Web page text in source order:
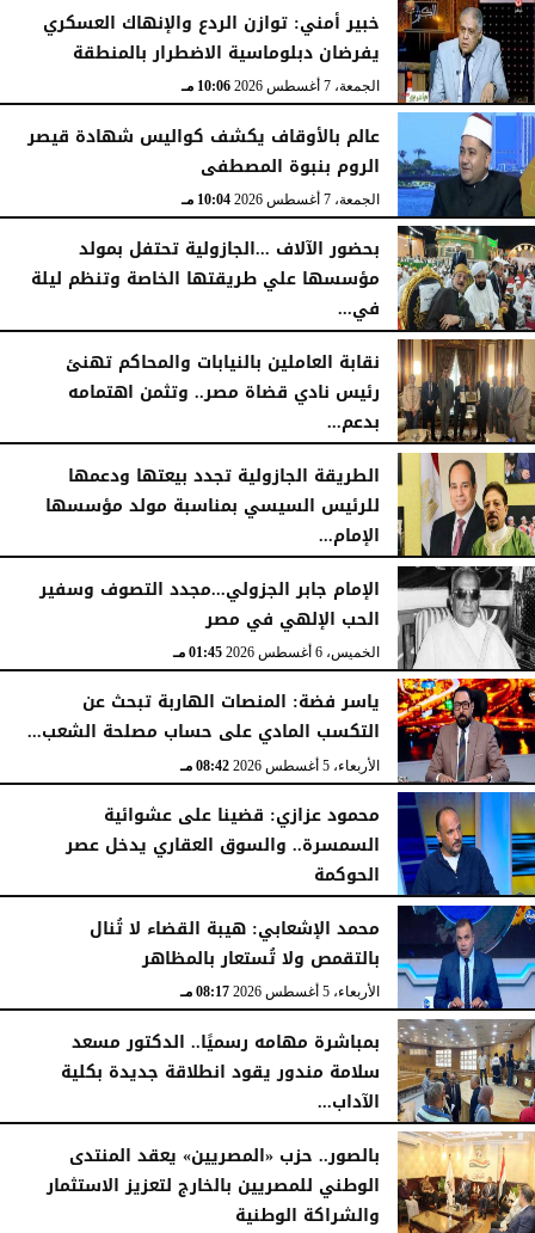
خبير أمني: توازن الردع والإنهاك العسكري
يفرضان دبلوماسية الاضطرار بالمنطقة
الجمعة، 7 أغسطس 2026 10:06 مـ
عالم بالأوقاف يكشف كواليس شهادة قيصر
الروم بنبوة المصطفى
الجمعة، 7 أغسطس 2026 10:04 مـ
بحضور الآلاف ...الجازولية تحتفل بمولد
مؤسسها علي طريقتها الخاصة وتنظم ليلة
في...
الجمعة، 7 أغسطس 2026
نقابة العاملين بالنيابات والمحاكم تهنئ
رئيس نادي قضاة مصر.. وتثمن اهتمامه
بدعم...
الخميس، 6 أغسطس 2026
الطريقة الجازولية تجدد بيعتها ودعمها
للرئيس السيسي بمناسبة مولد مؤسسها
الإمام...
الخميس، 6 أغسطس 2026
الإمام جابر الجزولي...مجدد التصوف وسفير
الحب الإلهي في مصر
الخميس، 6 أغسطس 2026 01:45 مـ
ياسر فضة: المنصات الهاربة تبحث عن
التكسب المادي على حساب مصلحة الشعب...
الأربعاء، 5 أغسطس 2026 08:42 مـ
محمود عزازي: قضينا على عشوائية
السمسرة.. والسوق العقاري يدخل عصر
الحوكمة
الأربعاء، 5 أغسطس 2026
محمد الإشعابي: هيبة القضاء لا تُنال
بالتقمص ولا تُستعار بالمظاهر
الأربعاء، 5 أغسطس 2026 08:17 مـ
بمباشرة مهامه رسميًا.. الدكتور مسعد
سلامة مندور يقود انطلاقة جديدة بكلية
الآداب...
الأربعاء، 5 أغسطس 2026
بالصور.. حزب «المصريين» يعقد المنتدى
الوطني للمصريين بالخارج لتعزيز الاستثمار
والشراكة الوطنية